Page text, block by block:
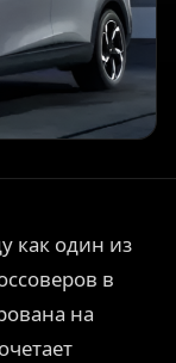
как один из
в
на